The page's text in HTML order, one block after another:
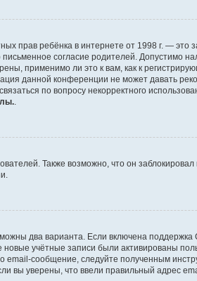
прав ребёнка в интернете от 1998 г. —
согласие родителей. Допустимо
применимо ли это к вам, как к
данной конференции не может давать
по вопросу некорректного
Также возможно, что он
два варианта. Если включена поддержка
учётные записи были активированы
сообщение, следуйте полученным
вы уверены, что ввели правильный адрес